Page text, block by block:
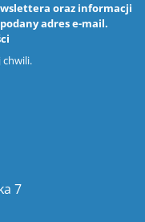
oraz informacji
adres e-mail.
chwili.
7